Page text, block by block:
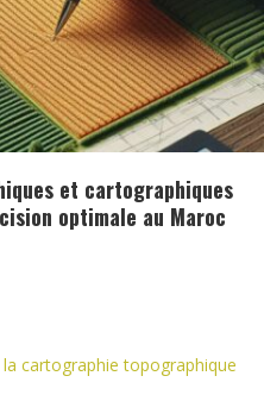
et cartographiques
optimale au Maroc
cartographie topographique